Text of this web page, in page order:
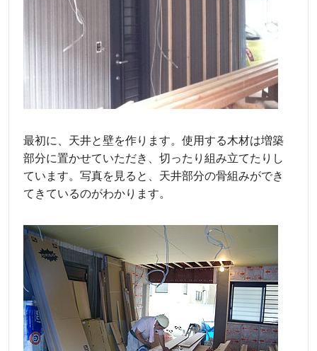
最初に、天井と壁を作ります。使用する木材は増築
部分に置かせていただき、切ったり組み立てたりし
ています。写真を見ると、天井部分の骨組みができ
てきているのがわかります。